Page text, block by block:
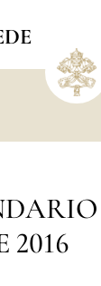
2016